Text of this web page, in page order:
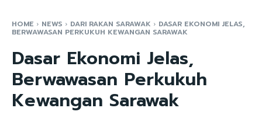
HOME NEWS DARI RAKAN SARAWAK DASAR EKONOMI JELAS,
BERWAWASAN PERKUKUH KEWANGAN SARAWAK
Dasar Ekonomi Jelas,
Berwawasan Perkukuh
Kewangan Sarawak